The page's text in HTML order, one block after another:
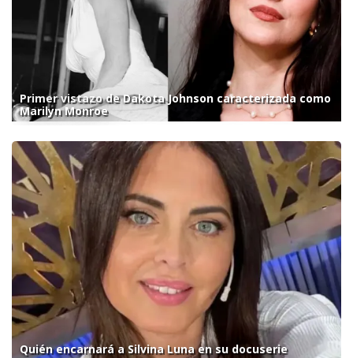
Primer vistazo de Dakota Johnson caracterizada como
Marilyn Monroe
Quién encarnará a Silvina Luna en su docuserie